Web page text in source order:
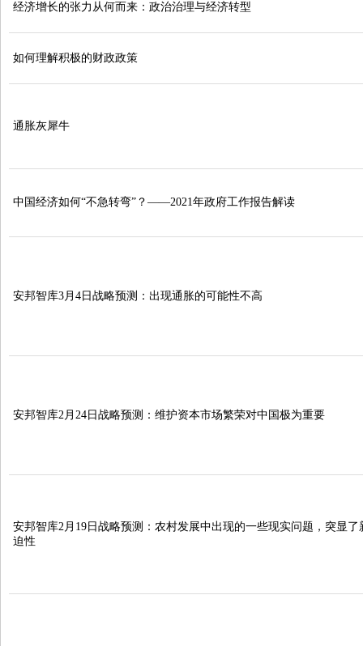
经济增长的张力从何而来：政治治理与经济转型
如何理解积极的财政政策
通胀灰犀牛
中国经济如何“不急转弯”？——2021年政府工作报告解读
安邦智库3月4日战略预测：出现通胀的可能性不高
安邦智库2月24日战略预测：维护资本市场繁荣对中国极为重要
安邦智库2月19日战略预测：农村发展中出现的一些现实问题，突显
迫性